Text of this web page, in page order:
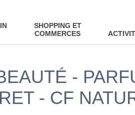
SHOPPING ET
COMMERCES
-
- CF